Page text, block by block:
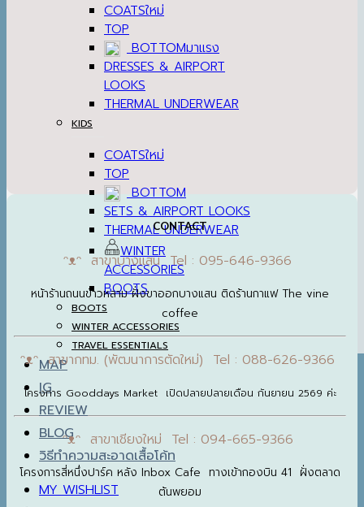
COATS
TOP
BOTTOM
DRESSES & AIRPORT
LOOKS
THERMAL UNDERWEAR
KIDS
COATS
TOP
BOTTOM
SETS & AIRPORT LOOKS
THERMAL UNDERWEAR
WINTER
ACCESSORIES
BOOTS
BOOTS
WINTER ACCESSORIES
TRAVEL ESSENTIALS
MAP
IG
REVIEW
BLOG
วิธีทำความสะอาดเสื้อโค้ท
MY WISHLIST
CONTACT
ᵔᴥᵔ สาขาบางแสน Tel : 095-646-9366
หน้าร้านถนนข้าวหลาม ฝั่งขาออกบางแสน ติดร้านกาแฟ The vine
coffee
ᵔᴥᵔ สาขากทม. (พัฒนาการตัดใหม่) Tel : 088-626-9366
โครงการ Gooddays Market เปิดปลายปลายเดือน กันยายน 2569 ค่ะ
ᵔᴥᵔ สาขาเชียงใหม่ Tel : 094-665-9366
โครงการสี่หนึ่งปาร์ค หลัง Inbox Cafe ทางเข้ากองบิน 41 ฝั่งตลาด
ต้นพยอม